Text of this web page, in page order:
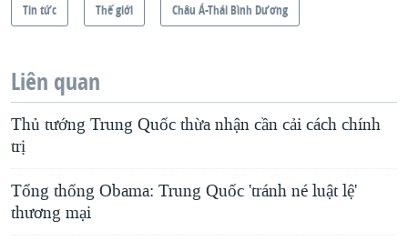
Tin tức Thế giới Châu Á-Thái Bình Dương
Liên quan
Thủ tướng Trung Quốc thừa nhận cần cải cách chính
trị
Tổng thống Obama: Trung Quốc 'tránh né luật lệ'
thương mại